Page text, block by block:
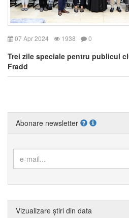
07 Apr 2024 1938 0
Trei zile speciale pentru publicul
Fradd
Abonare newsletter
Vizualizare știri din data